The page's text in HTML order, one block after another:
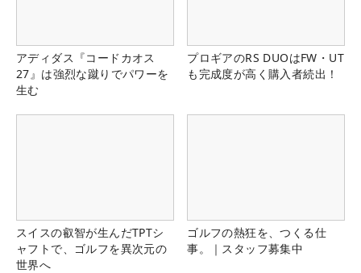
アディダス『コードカオス
27』は強烈な蹴りでパワーを
生む
プロギアのRS DUOはFW・UT
も完成度が高く購入者続出！
スイスの叡智が生んだTPTシ
ャフトで、ゴルフを異次元の
世界へ
ゴルフの熱狂を、つくる仕
事。｜スタッフ募集中